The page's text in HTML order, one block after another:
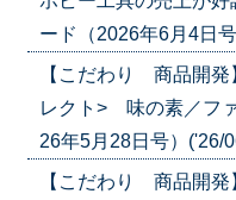
ード（2026年6月4日
【こだわり 商品開
レクト> 味の素／フ
26年5月28日号）('26/
【こだわり 商品開